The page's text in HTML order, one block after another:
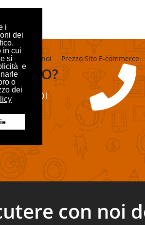
i
dei
in cui
si
e
o
dei
dicono di noi Prezzo Sito E-commerce
AIUTO?
CON NOI
ORA!
con noi